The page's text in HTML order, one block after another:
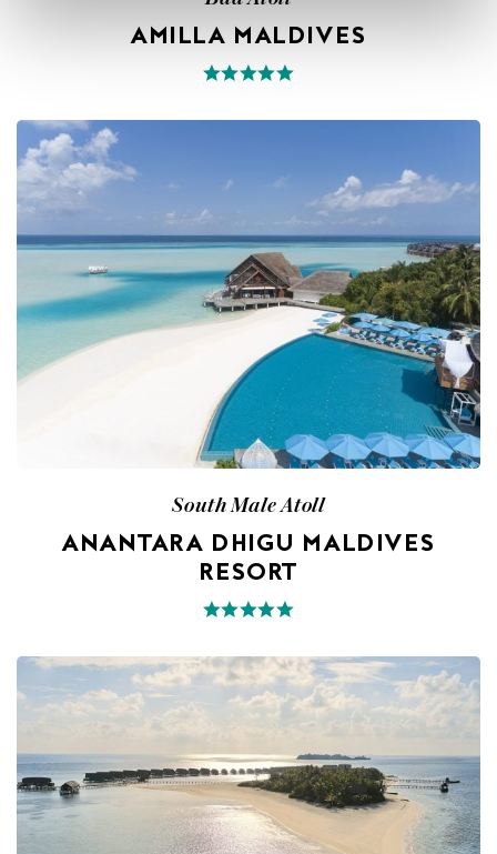
AMILLA MALDIVES
South Male Atoll
ANANTARA DHIGU MALDIVES
RESORT